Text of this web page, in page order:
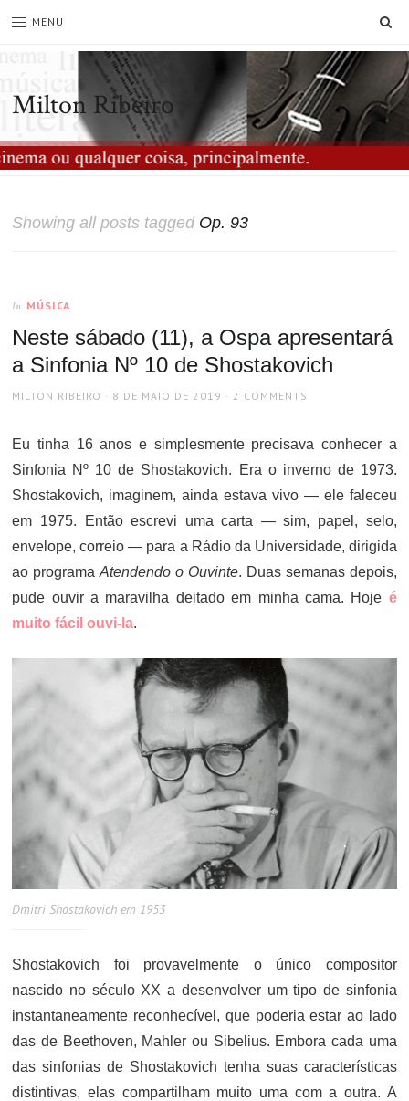
MENU
Milton Ribeiro
Showing all posts tagged Op. 93
In MÚSICA
Neste sábado (11), a Ospa apresentará
a Sinfonia Nº 10 de Shostakovich
AUTHOR
MILTON RIBEIRO
POSTED
8 DE MAIO DE 2019 2 COMMENTS
Eu tinha 16 anos e simplesmente precisava conhecer a
Sinfonia Nº 10 de Shostakovich. Era o inverno de 1973.
Shostakovich, imaginem, ainda estava vivo — ele faleceu
em 1975. Então escrevi uma carta — sim, papel, selo,
envelope, correio — para a Rádio da Universidade, dirigida
ao programaAtendendo o Ouvinte. Duas semanas depois,
pude ouvir a maravilha deitado em minha cama. Hoje é
muito fácil ouvi-la.
Dmitri Shostakovich em 1953
Shostakovich foi provavelmente o único compositor
nascido no século XX a desenvolver um tipo de sinfonia
instantaneamente reconhecível, que poderia estar ao lado
das de Beethoven, Mahler ou Sibelius. Embora cada uma
das sinfonias de Shostakovich tenha suas características
distintivas, elas compartilham muito uma com a outra. A